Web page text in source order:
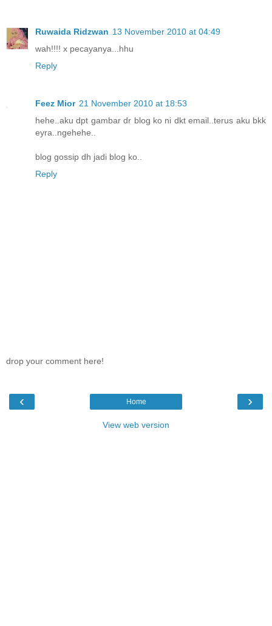
Ruwaida Ridzwan 13 November 2010 at 04:49
wah!!!! x pecayanya...hhu
Reply
Feez Mior 21 November 2010 at 18:53
hehe..aku dpt gambar dr blog ko ni dkt email..terus aku bkk
eyra..ngehehe..
blog gossip dh jadi blog ko..
Reply
drop your comment here!
‹ ›
Home
View web version